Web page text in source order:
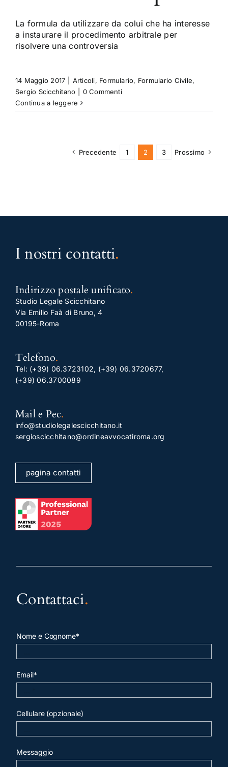
La formula da utilizzare da colui che ha interesse
a instaurare il procedimento arbitrale per
risolvere una controversia
14 Maggio 2017 Articoli, Formulario, Formulario Civile,
Sergio Scicchitano
0 Commenti
Continua a leggere
Precedente 1 2 3 Prossimo
I nostri contatti.
Indirizzo postale unificato.
Studio Legale Scicchitano
Via Emilio Faà di Bruno, 4
00195-Roma
Telefono.
Tel: (+39) 06.3723102, (+39) 06.3720677,
(+39) 06.3700089
Mail e Pec.
info@studiolegalescicchitano.it
sergioscicchitano@ordineavvocatiroma.org
pagina contatti
Contattaci.
Nome e Cognome*
Email*
Cellulare (opzionale)
Messaggio